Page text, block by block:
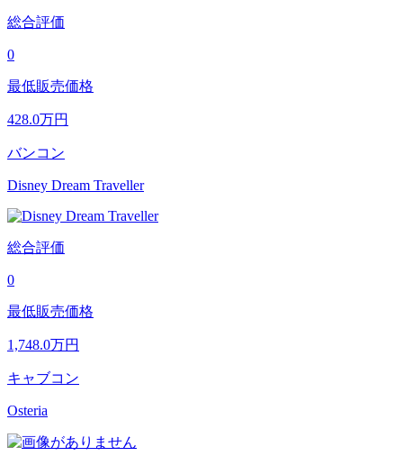
総合評価
0
最低販売価格
428.0万円
バンコン
Disney Dream Traveller
総合評価
0
最低販売価格
1,748.0万円
キャブコン
Osteria